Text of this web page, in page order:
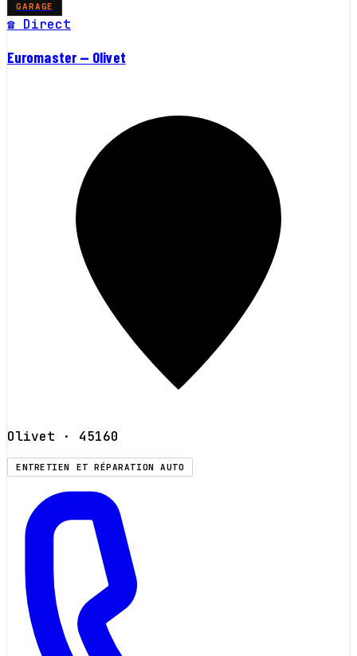
GARAGE
☎ Direct
Euromaster — Olivet
Olivet · 45160
ENTRETIEN ET RÉPARATION AUTO